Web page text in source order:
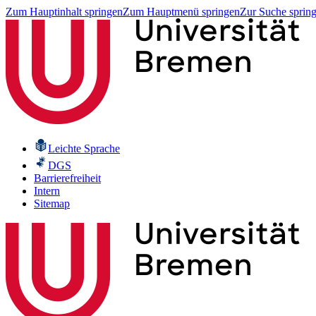
Zum Hauptinhalt springenZum Hauptmenü springenZur Suche
Leichte Sprache
DGS
Barrierefreiheit
Intern
Sitemap